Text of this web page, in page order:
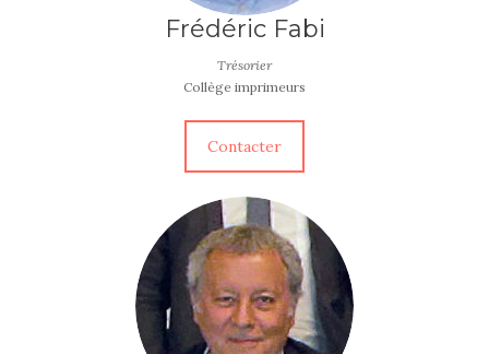
Frédéric Fabi
Trésorier
Collège imprimeurs
Contacter